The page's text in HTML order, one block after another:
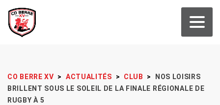
CO BERRE XV > ACTUALITÉS > CLUB >
NOS LOISIRS
BRILLENT SOUS LE SOLEIL DE LA FINALE RÉGIONALE DE
RUGBY À 5